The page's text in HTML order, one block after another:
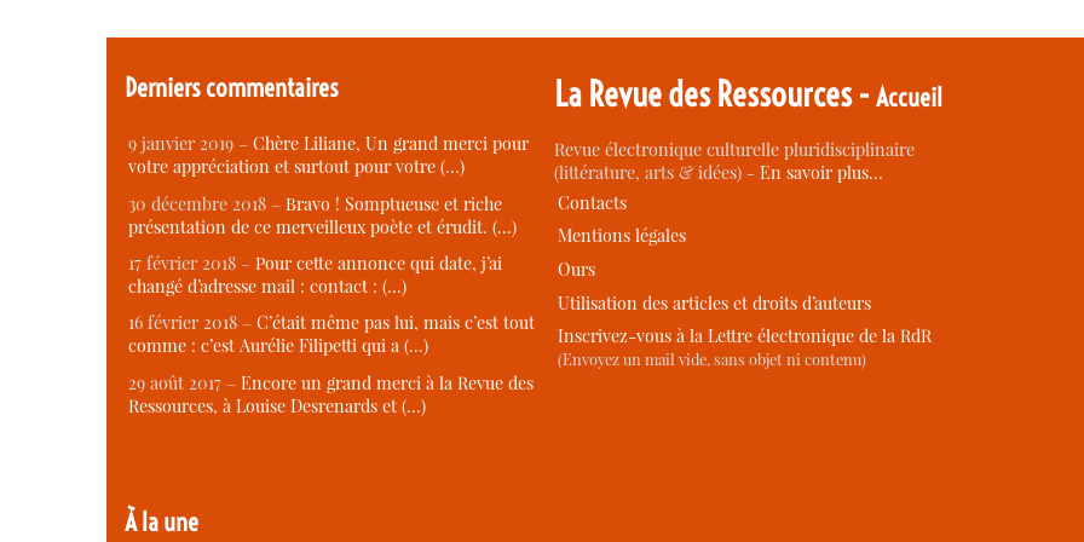
Derniers commentaires
9 janvier 2019 – Chère Liliane, Un grand merci pour
votre appréciation et surtout pour votre (…)
30 décembre 2018 – Bravo ! Somptueuse et riche
présentation de ce merveilleux poète et érudit. (…)
17 février 2018 – Pour cette annonce qui date, j’ai
changé d’adresse mail : contact : (…)
16 février 2018 – C’était même pas lui, mais c’est tout
comme : c’est Aurélie Filipetti qui a (…)
29 août 2017 – Encore un grand merci à la Revue des
Ressources, à Louise Desrenards et (…)
À la une
La Revue des Ressources -Accueil
Revue électronique culturelle pluridisciplinaire
(littérature, arts & idées) -En savoir plus…
Contacts
Mentions légales
Ours
Utilisation des articles et droits d’auteurs
Inscrivez-vous à la Lettre électronique de la RdR
(Envoyez un mail vide, sans objet ni contenu)